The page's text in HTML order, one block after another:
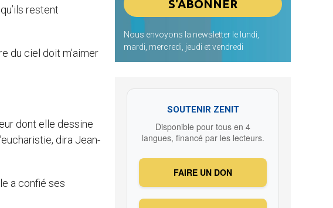
restent
du ciel doit m’aimer
dont elle dessine
dira Jean-
a confié ses
Nous envoyons la newsletter le lundi,
mardi, mercredi, jeudi et vendredi
SOUTENIR ZENIT
Disponible pour tous en 4
langues, financé par les lecteurs.
FAIRE UN DON